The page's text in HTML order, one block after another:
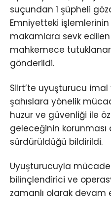
suçundan 1 şüpheli
Emniyetteki
makamlara sevk edilen
mahkemece
gönderildi.
Siirt’te uyuşturucu
şahıslara yönelik
huzur ve güvenliği ile
geleceğinin korunması
sürdürüldüğü bildirildi.
Uyuşturucuyla
bilinçlendirici ve
zamanlı olarak devam